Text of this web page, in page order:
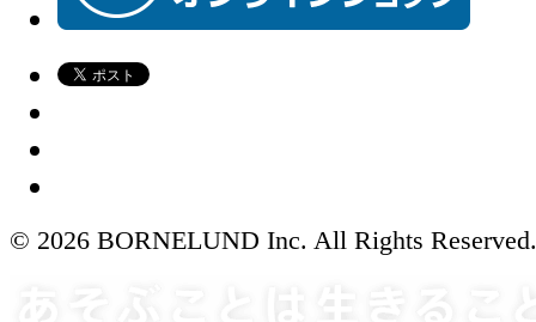
© 2026 BORNELUND Inc. All Rights Reserved.